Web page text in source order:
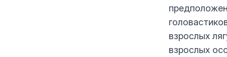
взрослых
взрослых